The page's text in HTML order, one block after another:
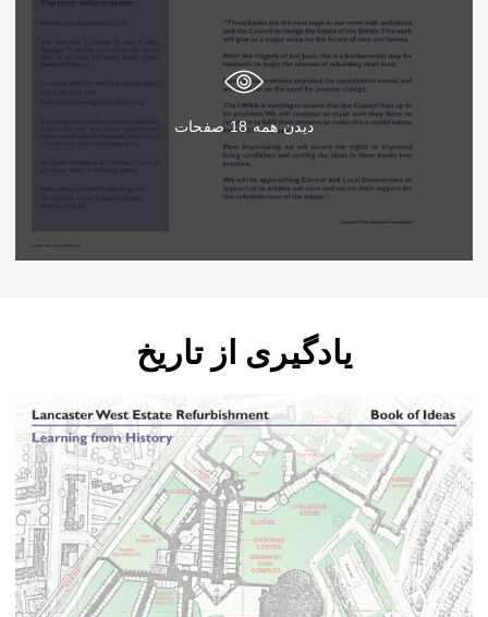
دیدن همه 18 صفحات
یادگیری از تاریخ